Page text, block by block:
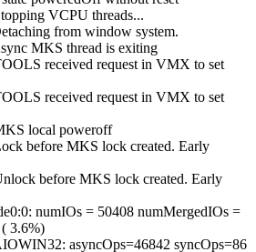
VCPU threads...
from window system.
MKS thread is exiting
received request in VMX to set
received request in VMX to set
local poweroff
before MKS lock created. Early
before MKS lock created. Early
numIOs = 50408 numMergedIOs =
3.6%)
asyncOps=46842 syncOps=86